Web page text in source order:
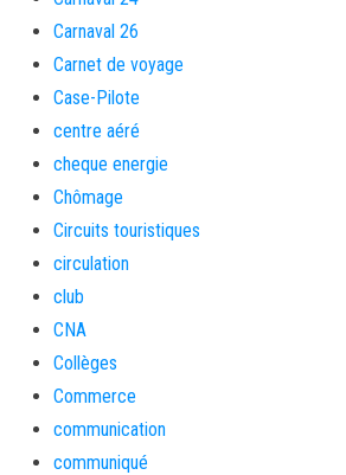
Carnaval 26
Carnet de voyage
Case-Pilote
centre aéré
cheque energie
Chômage
Circuits touristiques
circulation
club
CNA
Collèges
Commerce
communication
communiqué